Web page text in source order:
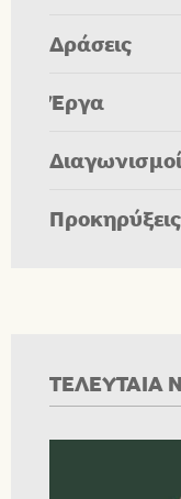
Δράσεις
Έργα
Διαγωνισμοί
Προκηρύξεις
ΤΕΛΕΥΤΑΙΑ